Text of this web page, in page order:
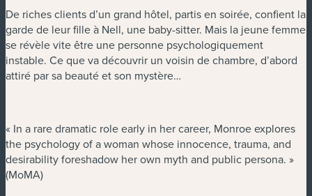
De riches clients d’un grand hôtel, partis en soirée, confient la
garde de leur fille à Nell, une baby-sitter. Mais la jeune femme
se révèle vite être une personne psychologiquement
instable. Ce que va découvrir un voisin de chambre, d’abord
attiré par sa beauté et son mystère…
« In a rare dramatic role early in her career, Monroe explores
the psychology of a woman whose innocence, trauma, and
desirability foreshadow her own myth and public persona. »
(MoMA)